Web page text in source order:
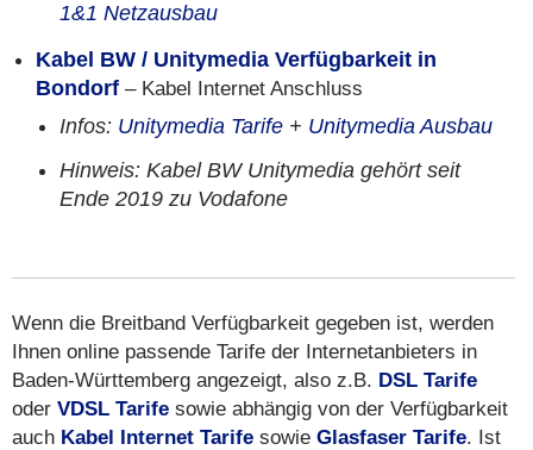
1&1 Netzausbau
Kabel BW / Unitymedia Verfügbarkeit in
Bondorf – Kabel Internet Anschluss
Infos: Unitymedia Tarife + Unitymedia Ausbau
Hinweis: Kabel BW Unitymedia gehört seit
Ende 2019 zu Vodafone
Wenn die Breitband Verfügbarkeit gegeben ist, werden
Ihnen online passende Tarife der Internetanbieters in
Baden-Württemberg angezeigt, also z.B. DSL Tarife
oder VDSL Tarife sowie abhängig von der Verfügbarkeit
auch Kabel Internet Tarife sowie Glasfaser Tarife. Ist